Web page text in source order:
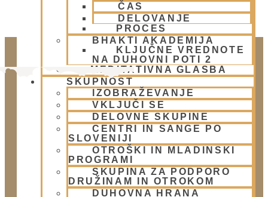
ČAS
DELOVANJE
PROCES
BHAKTI AKADEMIJA
KLJUČNE VREDNOTE
NA DUHOVNI POTI 2
MEDITATIVNA GLASBA
SKUPNOST
IZOBRAŽEVANJE
VKLJUČI SE
DELOVNE SKUPINE
CENTRI IN SANGE PO
SLOVENIJI
OTROŠKI IN MLADINSKI
PROGRAMI
SKUPINA ZA PODPORO
DRUŽINAM IN OTROKOM
DUHOVNA HRANA
Klikni gumb spodaj.